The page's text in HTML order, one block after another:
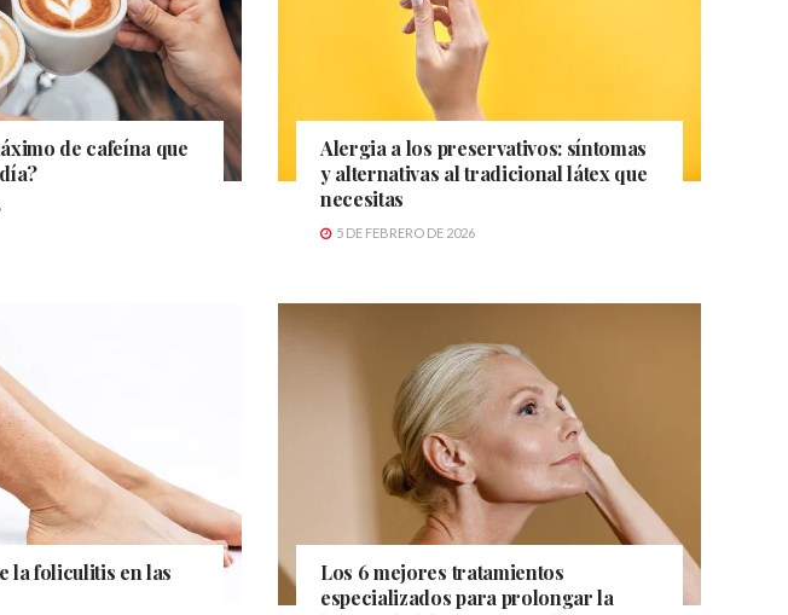
de cafeína que
Alergia a los preservativos: síntomas
y alternativas al tradicional látex que
necesitas
5 DE FEBRERO DE 2026
la foliculitis en las
Los 6 mejores tratamientos
especializados para prolongar la